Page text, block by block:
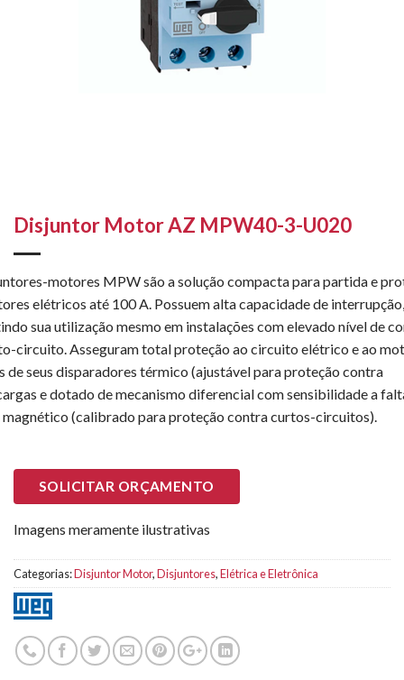
Disjuntor Motor AZ MPW40-3-U020
motores MPW são a solução compacta para partida e
elétricos até 100 A. Possuem alta capacidade de interrupção,
sua utilização mesmo em instalações com elevado nível de
circuito. Asseguram total proteção ao circuito elétrico e ao
de seus disparadores térmico (ajustável para proteção contra
e dotado de mecanismo diferencial com sensibilidade a
magnético (calibrado para proteção contra curtos-circuitos).
SOLICITAR ORÇAMENTO
Imagens meramente ilustrativas
Categorias:Disjuntor Motor,Disjuntores,Elétrica e Eletrônica